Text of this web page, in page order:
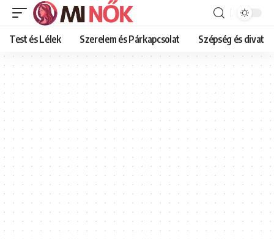
Test és Lélek Szerelem és Párkapcsolat Szépség és divat